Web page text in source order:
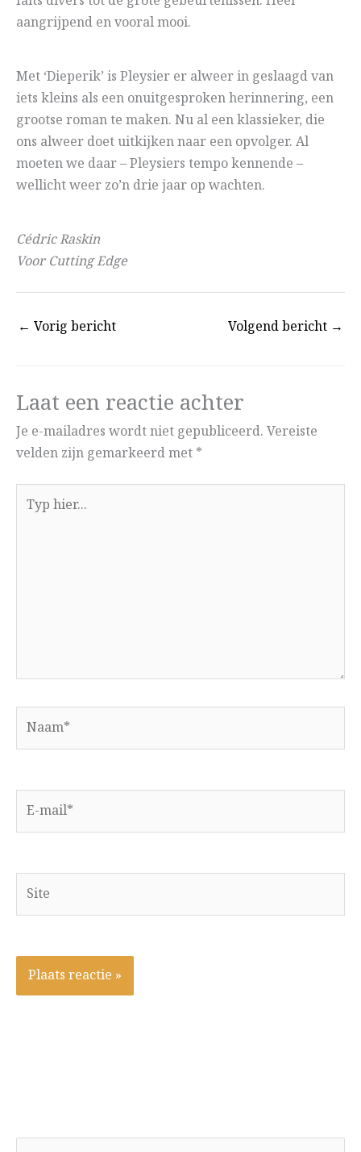
aangrijpend en vooral mooi.
Met ‘Dieperik’ is Pleysier er alweer in geslaagd van
iets kleins als een onuitgesproken herinnering, een
grootse roman te maken. Nu al een klassieker, die
ons alweer doet uitkijken naar een opvolger. Al
moeten we daar – Pleysiers tempo kennende –
wellicht weer zo’n drie jaar op wachten.
Cédric Raskin
Voor Cutting Edge
← Vorig bericht Volgend bericht →
Laat een reactie achter
Je e-mailadres wordt niet gepubliceerd. Vereiste
velden zijn gemarkeerd met *
hier...
mail*
Site